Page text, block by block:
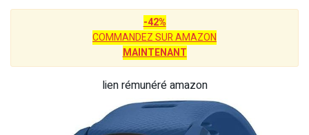
-42%
COMMANDEZ SUR AMAZON
MAINTENANT
lien rémunéré amazon